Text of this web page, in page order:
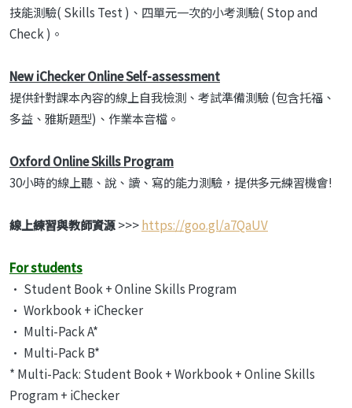
技能測驗( Skills Test ) 、四單元一次的小考測驗( Stop and
Check ) 。
New iChecker Online Self-assessment
提供針對課本內容的線上自我檢測、考試準備測驗 (包含托福、
多益、雅斯題型)、作業本音檔。
Oxford Online Skills Program
30小時的線上聽、說、讀、寫的能力測驗，提供多元練習機會!
線上練習與教師資源>>>https://goo.gl/a7QaUV
For students
• Student Book + Online Skills Program
• Workbook + iChecker
• Multi-Pack A*
• Multi-Pack B*
* Multi-Pack: Student Book + Workbook + Online Skills
Program + iChecker